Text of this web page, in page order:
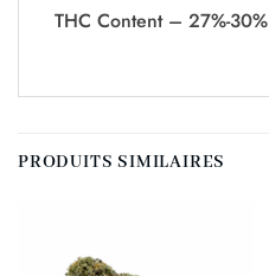
THC Content – 27%-30%
PRODUITS SIMILAIRES